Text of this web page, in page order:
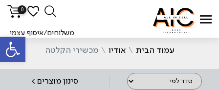
פתח
0
משלוחים/איסוף עצמי
עמוד הבית \ אודיו \ מכשירי הקלטה
סינון מוצרים >